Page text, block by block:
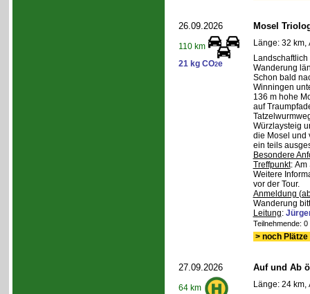
26.09.2026
110 km
21 kg CO2e
Mosel
Länge: 32 km,
Wanderung
Schon bald
Winningen
136 m hohe
auf
Würzlaysteig
die Mosel und
ein teils
Besondere
Treffpunkt: Am
Weitere
vor der Tour.
Anmeldung
Wanderung
Leitung:
Teilnehmende:
> noch
27.09.2026
64 km
Auf und Ab
Länge: 24 km,